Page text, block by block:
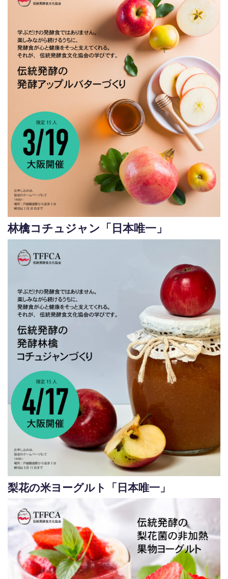
林檎コチュジャン「日本唯一」
梨花の米ヨーグルト「日本唯一」